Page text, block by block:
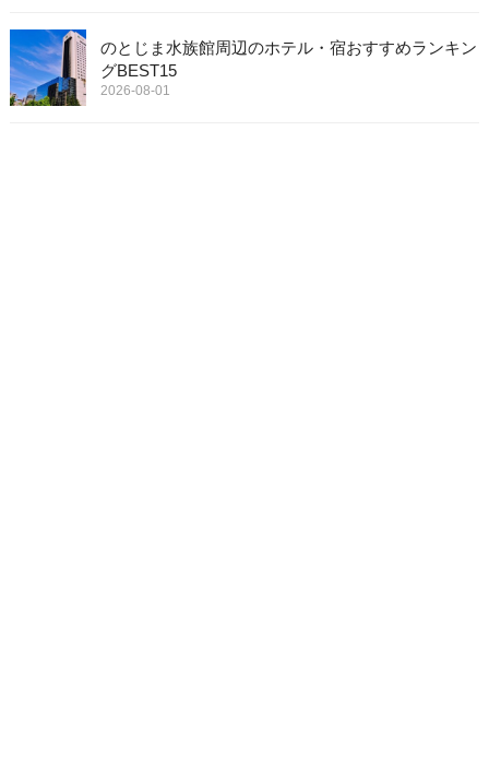
のとじま水族館周辺のホテル・宿おすすめランキン
グBEST15
2026-08-01